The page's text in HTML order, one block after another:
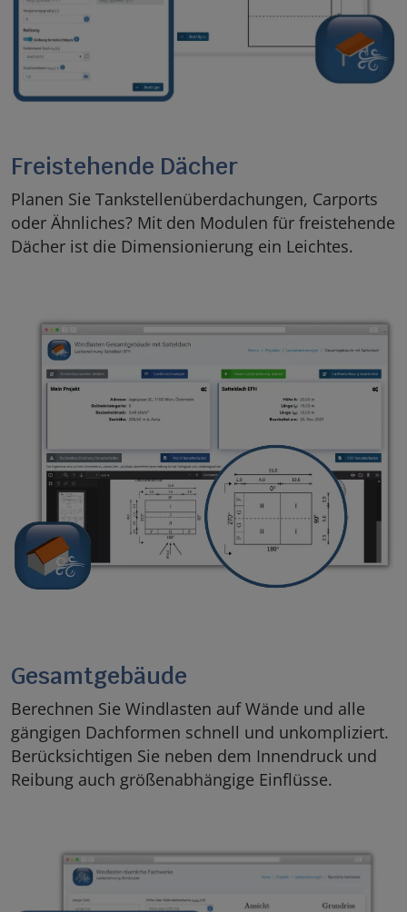
Freistehende Dächer
Planen Sie Tankstellenüberdachungen, Carports
oder Ähnliches? Mit den Modulen für freistehende
Dächer ist die Dimensionierung ein Leichtes.
Gesamtgebäude
Berechnen Sie Windlasten auf Wände und alle
gängigen Dachformen schnell und unkompliziert.
Berücksichtigen Sie neben dem Innendruck und
Reibung auch größenabhängige Einflüsse.